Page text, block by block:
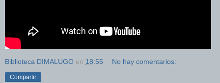
Biblioteca DIMALUGO en 18:55 No hay comentarios:
Compartir